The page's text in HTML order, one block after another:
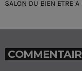
SALON DU BIEN ETRE A